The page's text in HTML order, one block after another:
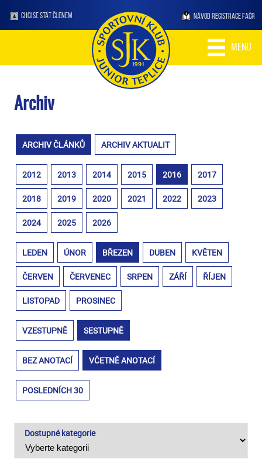
CHCI SE STÁT ČLENEM NÁVOD REGISTRACE FAČR
MENU
Archiv
ARCHIV ČLÁNKŮ ARCHIV AKTUALIT
2012 2013 2014 2015 2016 2017
2018 2019 2020 2021 2022 2023
2024 2025 2026
LEDEN ÚNOR BŘEZEN DUBEN KVĚTEN
ČERVEN ČERVENEC SRPEN ZÁŘÍ ŘÍJEN
LISTOPAD PROSINEC
VZESTUPNĚ SESTUPNĚ
BEZ ANOTACÍ VČETNĚ ANOTACÍ
POSLEDNÍCH 30
Dostupné kategorie